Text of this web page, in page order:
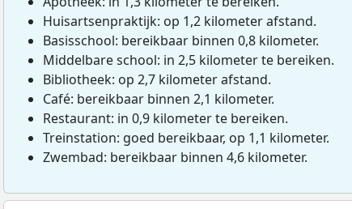
Huisartsenpraktijk: op 1,2 kilometer afstand.
Basisschool: bereikbaar binnen 0,8 kilometer.
Middelbare school: in 2,5 kilometer te bereiken.
Bibliotheek: op 2,7 kilometer afstand.
Café: bereikbaar binnen 2,1 kilometer.
Restaurant: in 0,9 kilometer te bereiken.
Treinstation: goed bereikbaar, op 1,1 kilometer.
Zwembad: bereikbaar binnen 4,6 kilometer.